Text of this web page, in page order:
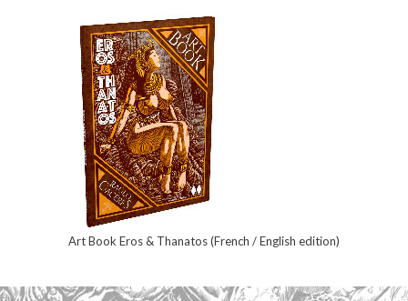
Art Book Eros & Thanatos (French / English edition)